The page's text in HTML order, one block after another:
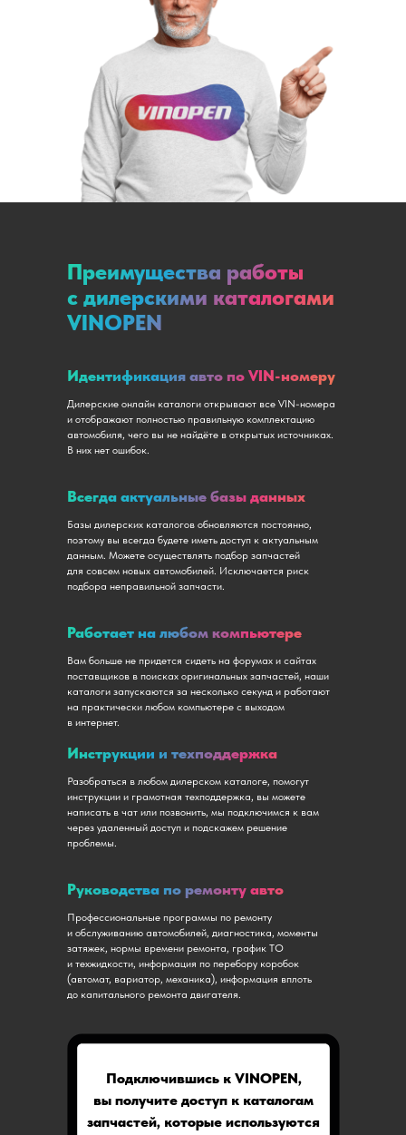
Подключившись к VINOPEN,
вы получите доступ к каталогам
запчастей, которые используются
Преимущества работы
с дилерскими каталогами
VINOPEN
Дилерские онлайн каталоги открывают все VIN-номера
и отображают полностью правильную комплектацию
автомобиля, чего вы не найдёте в открытых источниках.
В них нет ошибок.
Идентификация авто по VIN-номеру
Базы дилерских каталогов обновляются постоянно,
поэтому вы всегда будете иметь доступ к актуальным
данным. Можете осуществлять подбор запчастей
для совсем новых автомобилей. Исключается риск
подбора неправильной запчасти.
Всегда актуальные базы данных
Вам больше не придется сидеть на форумах и сайтах
поставщиков в поисках оригинальных запчастей, наши
каталоги запускаются за несколько секунд и работают
на практически любом компьютере с выходом
в интернет.
Работает на любом компьютере
Разобраться в любом дилерском каталоге, помогут
инструкции и грамотная техподдержка, вы можете
написать в чат или позвонить, мы подключимся к вам
через удаленный доступ и подскажем решение
проблемы.
Инструкции и техподдержка
Профессиональные программы по ремонту
и обслуживанию автомобилей, диагностика, моменты
затяжек, нормы времени ремонта, график ТО
и техжидкости, информация по перебору коробок
(автомат, вариатор, механика), информация вплоть
до капитального ремонта двигателя.
Руководства по ремонту авто